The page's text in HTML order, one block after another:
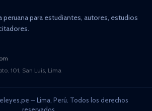
peruana para estudiantes, autores, estudios
101, San Luis, Lima
— Lima, Perú. Todos los derechos